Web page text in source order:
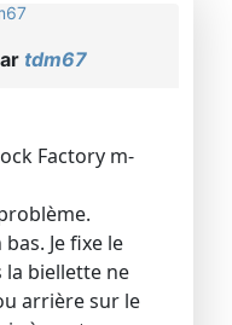
tdm67
Factory m-
Je fixe le
la biellette ne
arrière sur le